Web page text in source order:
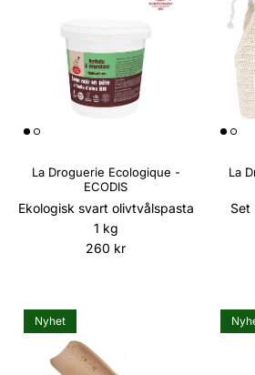
La Droguerie Ecologique -
ECODIS
Ekologisk svart olivtvålspasta
1 kg
Ordinarie pris
260 kr
La
Set
Nyhet